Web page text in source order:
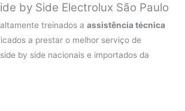
by Side Electrolux São Paulo
treinados aassistência técnica
a prestar o melhor serviço de
by side nacionais e importados da